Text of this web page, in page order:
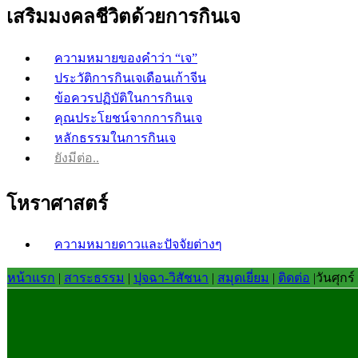
เสริมมงคลชีวิตด้วยการกินเจ
ความหมายของคำว่า “เจ”
ประวัติการกินเจเดือนเก้าจีน
ข้อควรปฏิบัติในการกินเจ
คุณประโยชน์จากการกินเจ
หลักธรรมในการกินเจ
ยังมีต่อ..
โหราศาสตร์
ความหมายดาวและปัจจัยต่างๆ
หน้าแรก | สาระธรรม | ปุจฉา-วิสัชนา | สมุดเยี่ยม | ติดต่อ |วันศุกร์